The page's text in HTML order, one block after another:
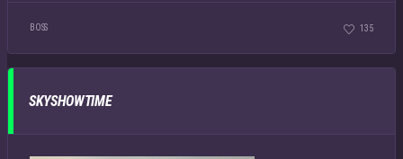
BOSS 135
SKYSHOWTIME